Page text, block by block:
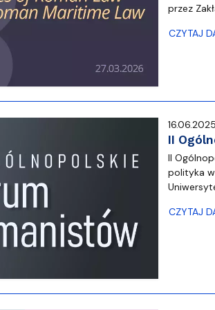
przez
CZYTAJ
16.06.2025
II
II
polityka
CZYTAJ